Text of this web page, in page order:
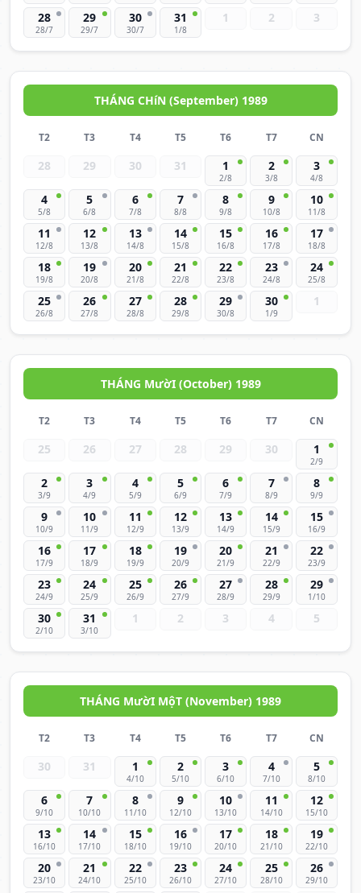
28
28/7
29
29/7
30
30/7
31
1/8
1 2 3
THÁNG CHíN (September) 1989
T2 T3 T4 T5 T6 T7 CN
28 29 30 31 1
2/8
2
3/8
3
4/8
4
5/8
5
6/8
6
7/8
7
8/8
8
9/8
9
10/8
10
11/8
11
12/8
12
13/8
13
14/8
14
15/8
15
16/8
16
17/8
17
18/8
18
19/8
19
20/8
20
21/8
21
22/8
22
23/8
23
24/8
24
25/8
25
26/8
26
27/8
27
28/8
28
29/8
29
30/8
30
1/9
1
THÁNG MườI (October) 1989
T2 T3 T4 T5 T6 T7 CN
25 26 27 28 29 30 1
2/9
2
3/9
3
4/9
4
5/9
5
6/9
6
7/9
7
8/9
8
9/9
9
10/9
10
11/9
11
12/9
12
13/9
13
14/9
14
15/9
15
16/9
16
17/9
17
18/9
18
19/9
19
20/9
20
21/9
21
22/9
22
23/9
23
24/9
24
25/9
25
26/9
26
27/9
27
28/9
28
29/9
29
1/10
30
2/10
31
3/10
1 2 3 4 5
THÁNG MườI MộT (November) 1989
T2 T3 T4 T5 T6 T7 CN
30 31 1
4/10
2
5/10
3
6/10
4
7/10
5
8/10
6
9/10
7
10/10
8
11/10
9
12/10
10
13/10
11
14/10
12
15/10
13
16/10
14
17/10
15
18/10
16
19/10
17
20/10
18
21/10
19
22/10
20
23/10
21
24/10
22
25/10
23
26/10
24
27/10
25
28/10
26
29/10